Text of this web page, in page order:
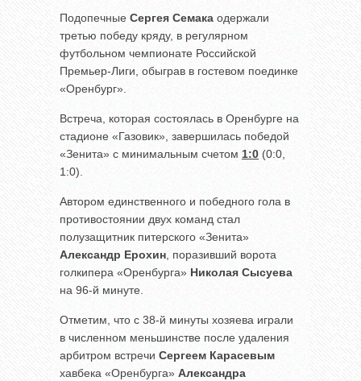
Подопечные Сергея Семака одержали
третью победу кряду, в регулярном
футбольном чемпионате Российской
Премьер-Лиги, обыграв в гостевом поединке
«Оренбург».
Встреча, которая состоялась в Оренбурге на
стадионе «Газовик», завершилась победой
«Зенита» с минимальным счетом 1:0 (0:0,
1:0).
Автором единственного и победного гола в
противостоянии двух команд стал
полузащитник питерского «Зенита»
Александр Ерохин, поразивший ворота
голкипера «Оренбурга» Николая Сысуева
на 96-й минуте.
Отметим, что с 38-й минуты хозяева играли
в численном меньшинстве после удаления
арбитром встречи Сергеем Карасевым
хавбека «Оренбурга» Александра